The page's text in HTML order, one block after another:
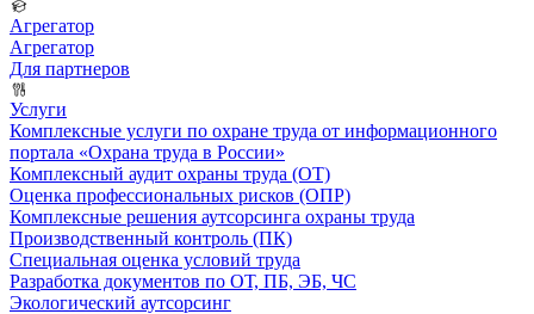
Агрегатор
Агрегатор
Для партнеров
Услуги
Комплексные услуги по охране труда от информационного
портала «Охрана труда в России»
Комплексный аудит охраны труда (ОТ)
Оценка профессиональных рисков (ОПР)
Комплексные решения аутсорсинга охраны труда
Производственный контроль (ПК)
Специальная оценка условий труда
Разработка документов по ОТ, ПБ, ЭБ, ЧС
Экологический аутсорсинг